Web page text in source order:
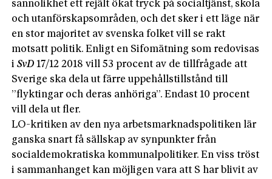
sannolikhet ett rejält ökat tryck på socialtjänst, skola
och utanförskapsområden, och det sker i ett läge när
en stor majoritet av svenska folket vill se rakt
motsatt politik. Enligt en Sifomätning som redovisas
iSvD 17/12 2018 vill 53 procent av de tillfrågade att
Sverige ska dela ut färre uppehållstillstånd till
”flyktingar och deras anhöriga”. Endast 10 procent
vill dela ut fler.
LO-kritiken av den nya arbetsmarknadspolitiken lär
ganska snart få sällskap av synpunkter från
socialdemokratiska kommunalpolitiker. En viss tröst
i sammanhanget kan möjligen vara att S har blivit av